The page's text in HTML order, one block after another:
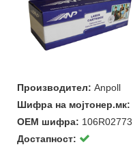
Производител: Anpoll
Шифра на мојтонер.мк:
ОЕМ шифра: 106R02773
Достапност: